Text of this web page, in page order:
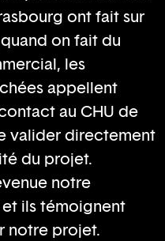
ont fait sur
on fait du
les
appellent
au CHU de
valider directement
du projet.
notre
ils témoignent
notre projet.